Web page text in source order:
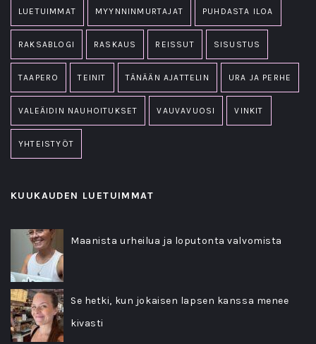
LUETUIMMAT MYYNNINMURTAJAT PUHDASTA ILOA
RAKSABLOGI RASKAUS REISSUT SISUSTUS
TAAPERO TEINIT TÄNÄÄN AJATTELIN URA JA PERHE
VALEÄIDIN NAUHOITUKSET VAUVAVUOSI VINKIT
YHTEISTYÖT
KUUKAUDEN LUETUIMMAT
Maanista urheilua ja loputonta valvomista
Se hetki, kun jokaisen lapsen kanssa menee
kivasti